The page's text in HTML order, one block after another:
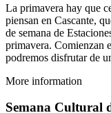
La primavera hay que
piensan en Cascante,
de semana de
primavera. Comienzan
podremos disfrutar de
More information
Semana Cultural